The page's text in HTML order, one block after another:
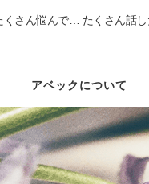
くさん悩んで… たくさん話
アベックについて